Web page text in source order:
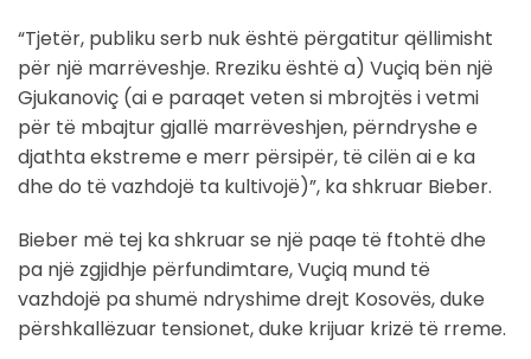
“Tjetër, publiku serb nuk është përgatitur qëllimisht
për një marrëveshje. Rreziku është a) Vuçiq bën një
Gjukanoviç (ai e paraqet veten si mbrojtës i vetmi
për të mbajtur gjallë marrëveshjen, përndryshe e
djathta ekstreme e merr përsipër, të cilën ai e ka
dhe do të vazhdojë ta kultivojë)”, ka shkruar Bieber.
Bieber më tej ka shkruar se një paqe të ftohtë dhe
pa një zgjidhje përfundimtare, Vuçiq mund të
vazhdojë pa shumë ndryshime drejt Kosovës, duke
përshkallëzuar tensionet, duke krijuar krizë të rreme.